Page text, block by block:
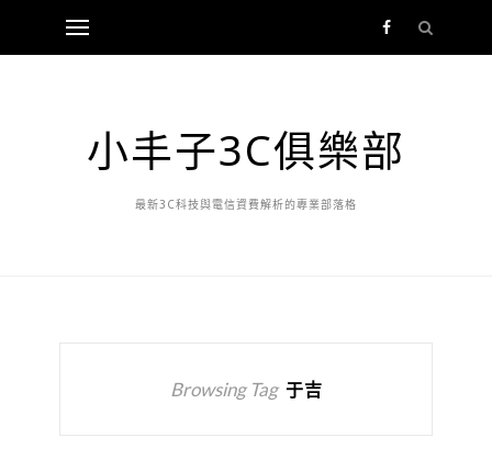
小丰子3C俱樂部
最新3C科技與電信資費解析的專業部落格
Browsing Tag 于吉